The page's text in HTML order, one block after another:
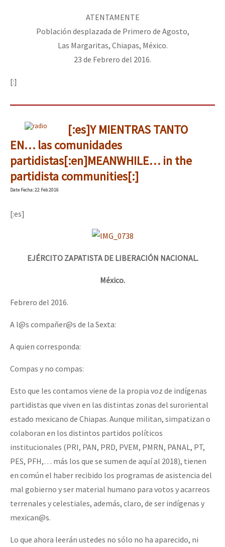
ATENTAMENTE
Población desplazada de Primero de Agosto,
Las Margaritas, Chiapas, México.
23 de Febrero del 2016.
[:]
[:es]Y MIENTRAS TANTO
EN… las comunidades
partidistas[:en]MEANWHILE… in the
partidista communities[:]
DateFecha: 22 Feb 2016
[:es]
EJÉRCITO ZAPATISTA DE LIBERACIÓN NACIONAL.
México.
Febrero del 2016.
A l@s compañer@s de la Sexta:
A quien corresponda:
Compas y no compas:
Esto que les contamos viene de la propia voz de indígenas
partidistas que viven en las distintas zonas del suroriental
estado mexicano de Chiapas. Aunque militan, simpatizan o
colaboran en los distintos partidos políticos
institucionales (PRI, PAN, PRD, PVEM, PMRN, PANAL, PT,
PES, PFH,… más los que se sumen de aquí al 2018), tienen
en común el haber recibido los programas de asistencia del
mal gobierno y ser material humano para votos y acarreos
terrenales y celestiales, además, claro, de ser indígenas y
mexican@s.
Lo que ahora leerán ustedes no sólo no ha aparecido, ni